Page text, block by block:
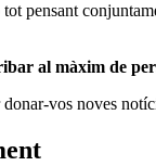
pensant
al màxim de
vos noves